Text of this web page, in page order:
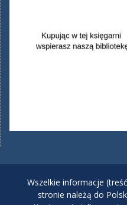
Wszelkie informacje
stronie należą do